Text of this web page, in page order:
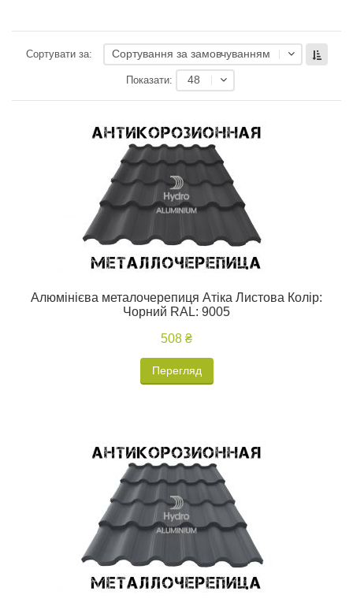
Сортувати за: Сортування за замовчуванням
Показати: 48
Алюмінієва металочерепиця Атіка Листова Колір:
Чорний RAL: 9005
508 ₴
Перегляд